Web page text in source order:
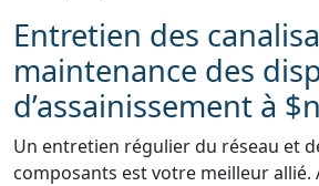
Entretien des
maintenance des
d’assainissement à
Un entretien régulier du réseau et
composants est votre meilleur